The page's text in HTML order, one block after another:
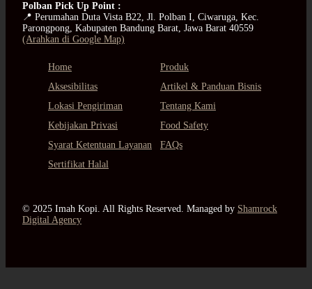
Polban Pick Up Point :
📍 Perumahan Duta Vista B22, Jl. Polban I, Ciwaruga, Kec.
Parongpong, Kabupaten Bandung Barat, Jawa Barat 40559
(Arahkan di Google Map)
Home
Produk
Aksesibilitas
Artikel & Panduan Bisnis
Lokasi Pengiriman
Tentang Kami
Kebijakan Privasi
Food Safety
Syarat Ketentuan Layanan
FAQs
Sertifikat Halal
© 2025 Imah Kopi. All Rights Reserved. Managed by Shamrock
Digital Agency